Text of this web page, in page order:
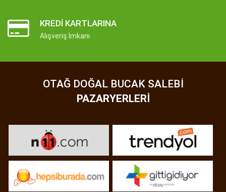
KREDI KARTLARINA
Alışveriş İmkanı
OTAĞ DOĞAL BUCAK SALEBI
PAZARYERLERI